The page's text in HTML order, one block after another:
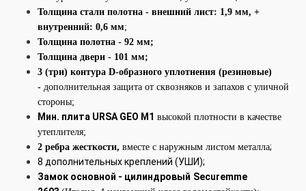
Толщина стали полотна - внешний лист: 1,9 мм, +
внутренний: 0,6 мм;
Толщина полотна - 92 мм;
Толщина двери - 101 мм;
3 (три) контура D-образного уплотнения (резиновые)
- дополнительная защита от сквозняков и запахов с уличной
стороны;
Мин. плита URSA GEO М1 высокой плотности в качестве
утеплителя;
2 ребра жесткости, вместе с наружным листом металла;
8 дополнительных креплений (УШИ);
Замок основной - цилиндровый Securemme